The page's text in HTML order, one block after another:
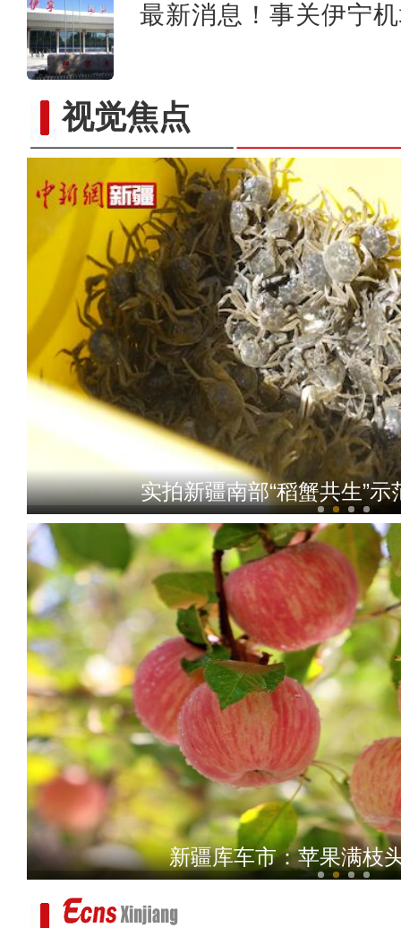
最新消息！事关伊宁
视觉焦点新疆兵团：朽木变工艺品
实拍新疆南部“稻蟹共生”
《上海古丽》男主米热：上
新疆库车市：苹果满枝